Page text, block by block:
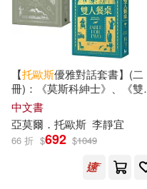
可新加坡店取(9)
可菲律賓店取(9)
電子書 (可複選)
適合手機平板閱讀(5)
【托歐斯優雅對話套書】(二
冊)：《莫斯科紳士》、《雙
餐桌》
中文書
亞莫爾 ． 托歐斯 李靜宜
66 折 $692 $1049